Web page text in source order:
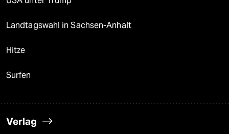
Landtagswahl in Sachsen-Anhalt
Hitze
Surfen
Verlag